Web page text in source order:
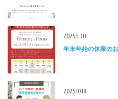
2025.11.30
年末年始の休業の
2025.10.18